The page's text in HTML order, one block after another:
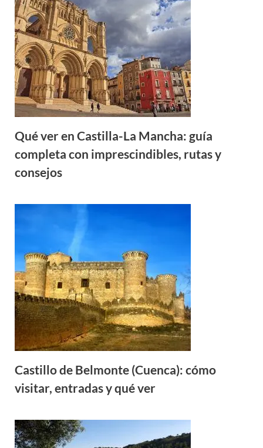
Qué ver en Castilla-La Mancha: guía
completa con imprescindibles, rutas y
consejos
Castillo de Belmonte (Cuenca): cómo
visitar, entradas y qué ver